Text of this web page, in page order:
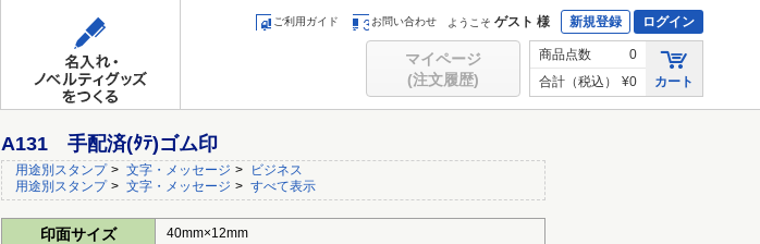
ご利用ガイド お問い合わせ ようこそ ゲスト 様 新規登録 ログイン
マイページ
(注文履歴)
商品点数
0
合計（税込）
¥0 カート
A131 手配済(ﾀﾃ)ゴム印
用途別スタンプ > 文字・メッセージ >
ビジネス
用途別スタンプ > 文字・メッセージ > すべて表示
印面サイズ 40mm×12mm